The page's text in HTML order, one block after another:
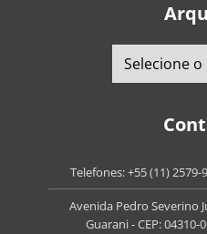
Telefones:+55 (11) 2579-
Avenida Pedro Severino
Guarani - CEP: